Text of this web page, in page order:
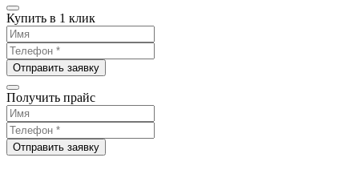
Купить в 1 клик
Отправить заявку
Получить прайс
Отправить заявку